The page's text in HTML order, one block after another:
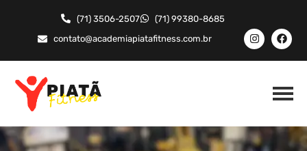
(71) 3506-2507
(71) 99380-8685
contato@academiapiatafitness.com.br